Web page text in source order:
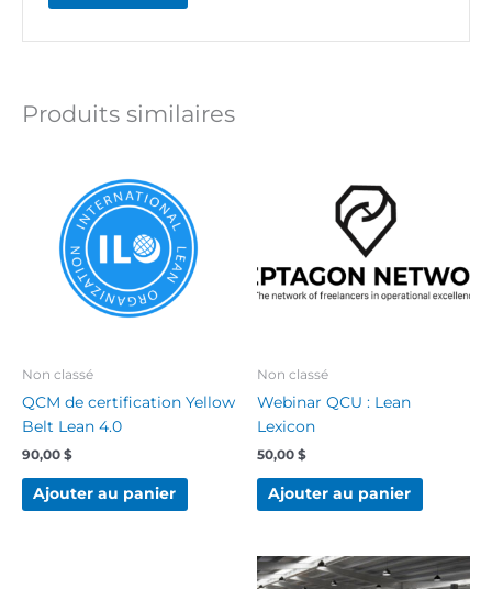
Produits similaires
Non classé
QCM de certification Yellow
Belt Lean 4.0
90,00 $
Ajouter au panier
Non classé
Webinar QCU : Lean
Lexicon
50,00 $
Ajouter au panier